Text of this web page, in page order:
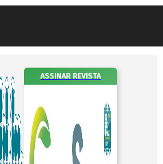
ASSINAR REVISTA